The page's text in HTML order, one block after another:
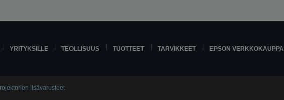
YRITYKSILLE TEOLLISUUS TUOTTEET TARVIKKEET EPSON VERKKOKAUPPA
lisävarusteet